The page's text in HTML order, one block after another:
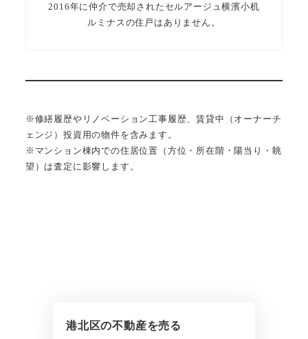
2016年に仲介で売却されたセルアージュ横濱小机
ルミナスの住戸はありません。
※修繕履歴やリノベーション工事履歴、賃貸中（オーナーチ
ェンジ）投資用の物件を含みます。
※マンション棟内での住居位置（方位・所在階・陽当り・眺
望）は査定に影響します。
港北区の不動産を売る